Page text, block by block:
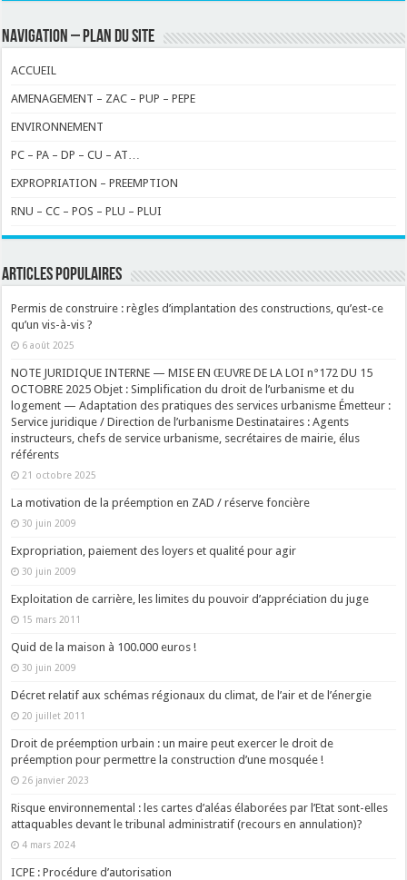
NAVIGATION – PLAN DU SITE
ACCUEIL
AMENAGEMENT – ZAC – PUP – PEPE
ENVIRONNEMENT
PC – PA – DP – CU – AT…
EXPROPRIATION – PREEMPTION
RNU – CC – POS – PLU – PLUI
ARTICLES POPULAIRES
Permis de construire : règles d’implantation des constructions, qu’est-ce
qu’un vis-à-vis ?
6 août 2025
NOTE JURIDIQUE INTERNE — MISE EN ŒUVRE DE LA LOI n°172 DU 15
OCTOBRE 2025 Objet : Simplification du droit de l’urbanisme et du
logement — Adaptation des pratiques des services urbanisme Émetteur :
Service juridique / Direction de l’urbanisme Destinataires : Agents
instructeurs, chefs de service urbanisme, secrétaires de mairie, élus
référents
21 octobre 2025
La motivation de la préemption en ZAD / réserve foncière
30 juin 2009
Expropriation, paiement des loyers et qualité pour agir
30 juin 2009
Exploitation de carrière, les limites du pouvoir d’appréciation du juge
15 mars 2011
Quid de la maison à 100.000 euros !
30 juin 2009
Décret relatif aux schémas régionaux du climat, de l’air et de l’énergie
20 juillet 2011
Droit de préemption urbain : un maire peut exercer le droit de
préemption pour permettre la construction d’une mosquée !
26 janvier 2023
Risque environnemental : les cartes d’aléas élaborées par l’Etat sont-elles
attaquables devant le tribunal administratif (recours en annulation)?
4 mars 2024
ICPE : Procédure d’autorisation